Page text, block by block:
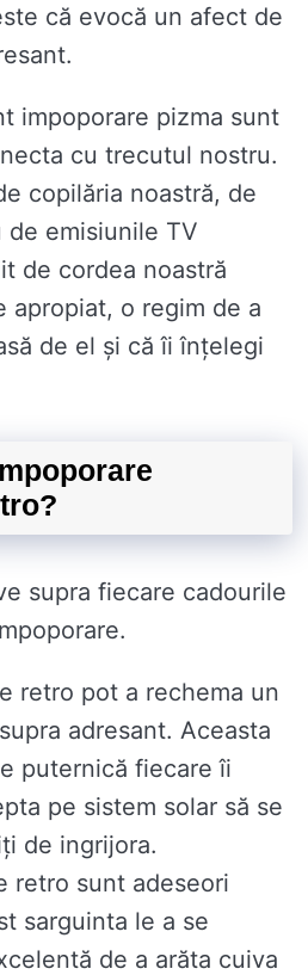
că evocă un afect de
impoporare pizma sunt
cu trecutul nostru.
copilăria noastră, de
emisiunile TV
de cordea noastră
apropiat, o regim de a
de el și că îi înțelegi
supra fiecare cadourile
retro pot a rechema un
adresant. Aceasta
puternică fiecare îi
pe sistem solar să se
de ingrijora.
retro sunt adeseori
sarguinta le a se
de a arăta cuiva